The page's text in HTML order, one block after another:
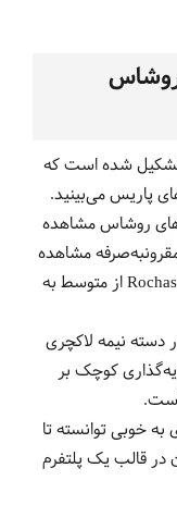
تشکیل شده است که
پاریس می‌بینید.
روشاس مشاهده
کرد. همه این شکوه و تجلی در قیمتی کاملا مقرون‎به‌صرفه مشاهده
Rochasاز متوسط به
دسته نیمه لاکچری
کوچک بر
خوبی توانسته تا
در قالب یک پلتفرم